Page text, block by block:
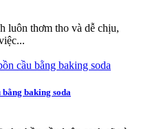
luôn thơm tho và dễ chịu,
baking soda